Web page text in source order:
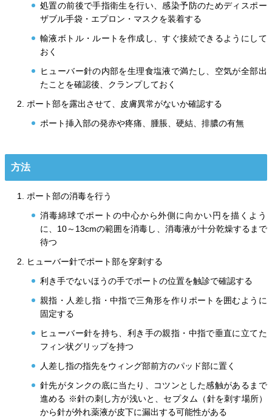
処置の前後で手指衛生を行い、感染予防のためディスポー
ザブル手袋・エプロン・マスクを装着する
輸液ボトル・ルートを作成し、すぐ接続できるようにして
おく
ヒューバー針の内部を生理食塩液で満たし、空気が全部出
たことを確認後、クランプしておく
ポート部を露出させて、皮膚異常がないか確認する
ポート挿入部の発赤や疼痛、腫脹、硬結、排膿の有無
方法
ポート部の消毒を行う
消毒綿球でポートの中心から外側に向かい円を描くよう
に、10～13cmの範囲を消毒し、消毒液が十分乾燥するまで
待つ
ヒューバー針でポート部を穿刺する
利き手でないほうの手でポートの位置を触診で確認する
親指・人差し指・中指で三角形を作りポートを囲むように
固定する
ヒューバー針を持ち、利き手の親指・中指で垂直に立てた
フィン状グリップを持つ
人差し指の指先をウィング部前方のパッド部に置く
針先がタンクの底に当たり、コツンとした感触があるまで
進める ※針の刺し方が浅いと、セプタム（針を刺す場所）
から針が外れ薬液が皮下に漏出する可能性がある